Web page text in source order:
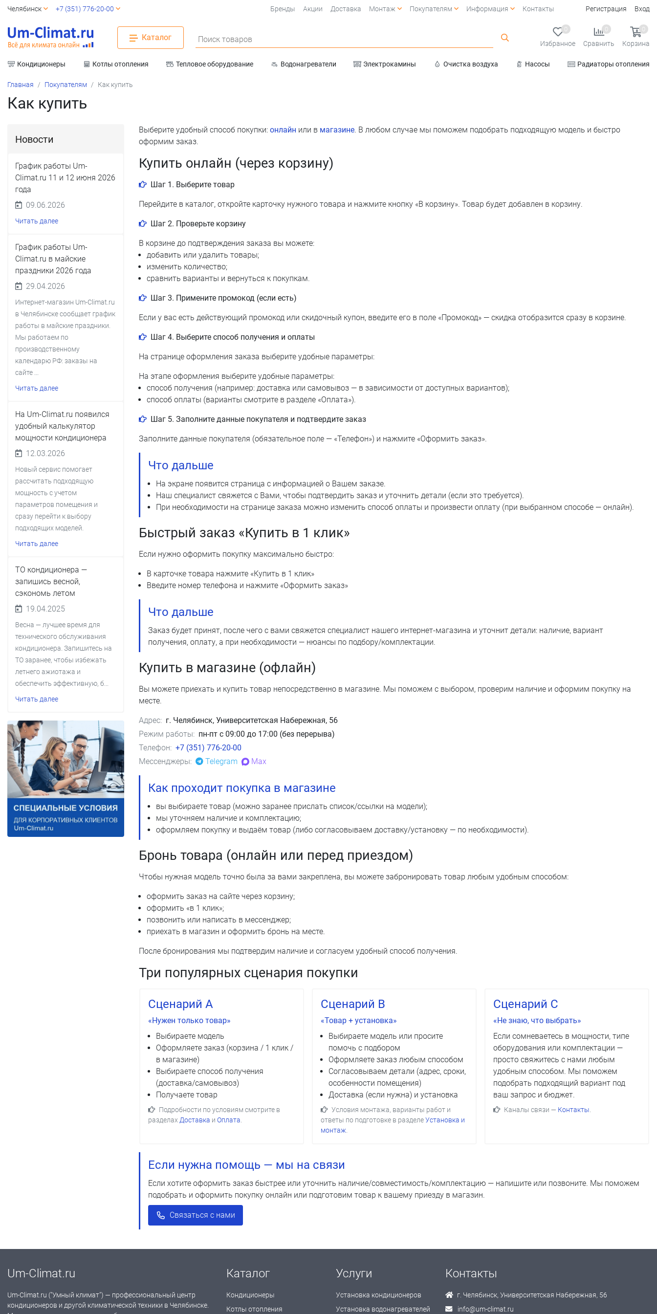
Кондиционеры Котлы отопления Тепловое оборудование Водонагреватели Электрокамины Очистка воздуха Насосы
Радиаторы отопления
Каталог Поиск товаров
0
Избранное
0
Сравнить
0
Корзина
Челябинск +7 (351) 776-20-00 Бренды Акции Доставка Монтаж Покупателям Информация Контакты Регистрация Вход
Главная Покупателям Как купить
Как купить
Новости
График работы Um-
Climat.ru 11 и 12 июня 2026
года
09.06.2026
Читать далее
График работы Um-
Climat.ru в майские
праздники 2026 года
29.04.2026
Интернет-магазин Um-Climat.ru
в Челябинске сообщает график
работы в майские праздники.
Мы работаем по
производственному
календарю РФ: заказы на
сайте ...
Читать далее
На Um-Climat.ru появился
удобный калькулятор
мощности кондиционера
12.03.2026
Новый сервис помогает
рассчитать подходящую
мощность с учетом
параметров помещения и
сразу перейти к выбору
подходящих моделей.
Читать далее
ТО кондиционера —
запишись весной,
сэкономь летом
19.04.2025
Весна — лучшее время для
технического обслуживания
кондиционера. Запишитесь на
ТО заранее, чтобы избежать
летнего ажиотажа и
обеспечить эффективную, б...
Читать далее
Выберите удобный способ покупки: онлайн или в магазине. В любом случае мы поможем подобрать подходящую модель и быстро
оформим заказ.
Купить онлайн (через корзину)
Шаг 1. Выберите товар
Перейдите в каталог, откройте карточку нужного товара и нажмите кнопку «В корзину». Товар будет добавлен в корзину.
Шаг 2. Проверьте корзину
В корзине до подтверждения заказа вы можете:
добавить или удалить товары;
изменить количество;
сравнить варианты и вернуться к покупкам.
Шаг 3. Примените промокод (если есть)
Если у вас есть действующий промокод или скидочный купон, введите его в поле «Промокод» — скидка отобразится сразу в корзине.
Шаг 4. Выберите способ получения и оплаты
На странице оформления заказа выберите удобные параметры:
На этапе оформления выберите удобные параметры:
способ получения (например: доставка или самовывоз — в зависимости от доступных вариантов);
способ оплаты (варианты смотрите в разделе «Оплата»).
Шаг 5. Заполните данные покупателя и подтвердите заказ
Заполните данные покупателя (обязательное поле — «Телефон») и нажмите «Оформить заказ».
Что дальше
На экране появится страница с информацией о Вашем заказе.
Наш специалист свяжется с Вами, чтобы подтвердить заказ и уточнить детали (если это требуется).
При необходимости на странице заказа можно изменить способ оплаты и произвести оплату (при выбранном способе — онлайн).
Быстрый заказ «Купить в 1 клик»
Если нужно оформить покупку максимально быстро:
В карточке товара нажмите «Купить в 1 клик»
Введите номер телефона и нажмите «Оформить заказ»
Что дальше
Заказ будет принят, после чего с вами свяжется специалист нашего интернет-магазина и уточнит детали: наличие, вариант
получения, оплату, а при необходимости — нюансы по подбору/комплектации.
Купить в магазине (офлайн)
Вы можете приехать и купить товар непосредственно в магазине. Мы поможем с выбором, проверим наличие и оформим покупку на
месте.
Адрес: г. Челябинск, Университетская Набережная, 56
Режим работы: пн-пт с 09:00 до 17:00 (без перерыва)
Телефон: +7 (351) 776-20-00
Мессенджеры:
Telegram Max
Как проходит покупка в магазине
вы выбираете товар (можно заранее прислать список/ссылки на модели);
мы уточняем наличие и комплектацию;
оформляем покупку и выдаём товар (либо согласовываем доставку/установку — по необходимости).
Бронь товара (онлайн или перед приездом)
Чтобы нужная модель точно была за вами закреплена, вы можете забронировать товар любым удобным способом:
оформить заказ на сайте через корзину;
оформить «в 1 клик»;
позвонить или написать в мессенджер;
приехать в магазин и оформить бронь на месте.
После бронирования мы подтвердим наличие и согласуем удобный способ получения.
Три популярных сценария покупки
Сценарий A
«Нужен только товар»
Выбираете модель
Оформляете заказ (корзина / 1 клик /
в магазине)
Выбираете способ получения
(доставка/самовывоз)
Получаете товар
Подробности по условиям смотрите в
разделахДоставка и Оплата.
Сценарий B
«Товар + установка»
Выбираете модель или просите
помочь с подбором
Оформляете заказ любым способом
Согласовываем детали (адрес, сроки,
особенности помещения)
Доставка (если нужна) и установка
Условия монтажа, варианты работ и
ответы по подготовке в разделеУстановка и
монтаж.
Сценарий C
«Не знаю, что выбрать»
Если сомневаетесь в мощности, типе
оборудования или комплектации —
просто свяжитесь с нами любым
удобным способом. Мы поможем
подобрать подходящий вариант под
ваш запрос и бюджет.
Каналы связи — Контакты.
Если нужна помощь — мы на связи
Если хотите оформить заказ быстрее или уточнить наличие/совместимость/комплектацию — напишите или позвоните. Мы поможем
подобрать и оформить покупку онлайн или подготовим товар к вашему приезду в магазин.
Связаться с нами
Um-Climat.ru
Um-Climat.ru ("Умный климат") — профессиональный центр
кондиционеров и другой климатической техники в Челябинске.
Каталог
Кондиционеры
Котлы отопления
Услуги
Установка кондиционеров
Установка водонагревателей
Контакты
г. Челябинск, Университетская Набережная, 56
info@um-climat.ru